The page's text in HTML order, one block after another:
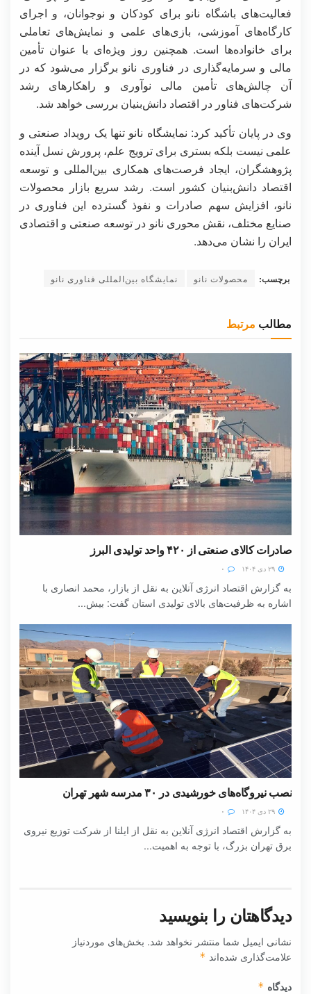
فعالیت‌های باشگاه نانو برای کودکان و نوجوانان، و اجرای
کارگاه‌های آموزشی، بازی‌های علمی و نمایش‌های تعاملی
برای خانواده‌ها است. همچنین روز ویژه‌ای با عنوان تأمین
مالی و سرمایه‌گذاری در فناوری نانو برگزار می‌شود که در
آن چالش‌های تأمین مالی نوآوری و راهکارهای رشد
شرکت‌های فناور در اقتصاد دانش‌بنیان بررسی خواهد شد.
وی در پایان تأکید کرد: نمایشگاه نانو تنها یک رویداد صنعتی و
علمی نیست بلکه بستری برای ترویج علم، پرورش نسل آینده
پژوهشگران، ایجاد فرصت‌های همکاری بین‌المللی و توسعه
اقتصاد دانش‌بنیان کشور است. رشد سریع بازار محصولات
نانو، افزایش سهم صادرات و نفوذ گسترده این فناوری در
صنایع مختلف، نقش محوری نانو در توسعه صنعتی و اقتصادی
ایران را نشان می‌دهد.
برچسب: محصولات نانو نمایشگاه بین‌المللی فناوری نانو
مطالب مرتبط
صادرات کالای صنعتی از ۴۲۰ واحد تولیدی البرز
به گزارش اقتصاد انرژی آنلاین به نقل از بازار، محمد انصاری با
اشاره به ظرفیت‌های بالای تولیدی استان گفت: بیش...
نصب نیروگاه‌های خورشیدی در ۳۰ مدرسه شهر تهران
به گزارش اقتصاد انرژی آنلاین به نقل از ایلنا از شرکت توزیع نیروی
برق تهران بزرگ، با توجه به اهمیت...
دیدگاهتان را بنویسید
نشانی ایمیل شما منتشر نخواهد شد. بخش‌های موردنیاز
علامت‌گذاری شده‌اند *
دیدگاه *